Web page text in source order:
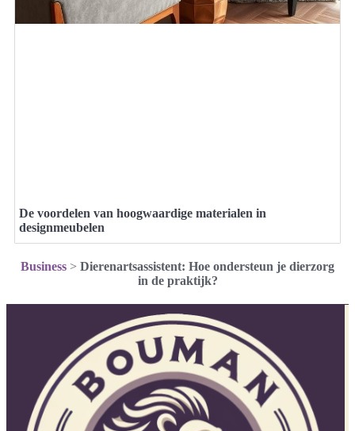
De voordelen van hoogwaardige materialen in
designmeubelen
Business > Dierenartsassistent: Hoe ondersteun je dierzorg
in de praktijk?